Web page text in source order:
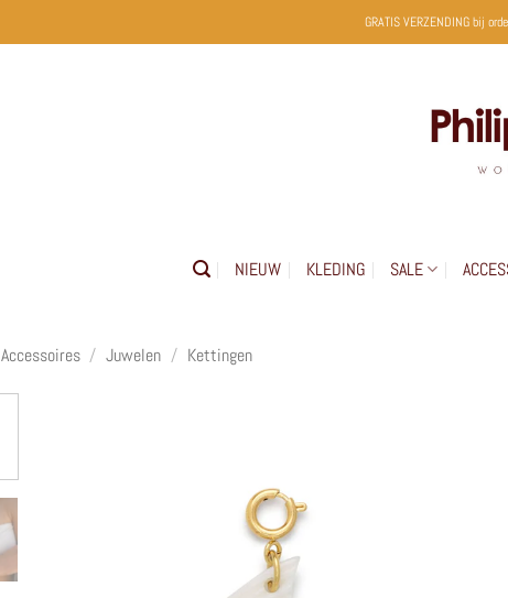
GRATIS VERZENDING bij
NIEUW KLEDING SALE
Accessoires / Juwelen / Kettingen